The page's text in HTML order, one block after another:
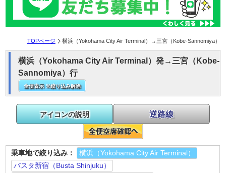
TOPページ 横浜（Yokohama City Air Terminal）→三宮（Kobe-Sannomiya）
横浜（Yokohama City Air Terminal）発→三宮（Kobe-
Sannomiya）行
全便表示 ※絞り込み解除
乗車地で絞り込み：
横浜（Yokohama City Air Terminal）
バスタ新宿（Busta Shinjuku）
アイコンの説明 逆路線